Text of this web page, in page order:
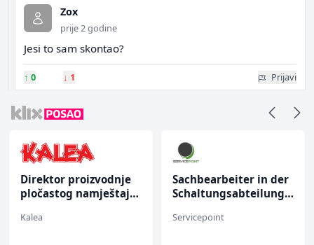
Zox
prije 2 godine
Jesi to sam skontao?
↑ 0 ↓ 1 Prijavi
Direktor proizvodnje
pločastog namještaja
Kalea
Sachbearbeiter in der
Schaltungsabteilung
Servicepoint